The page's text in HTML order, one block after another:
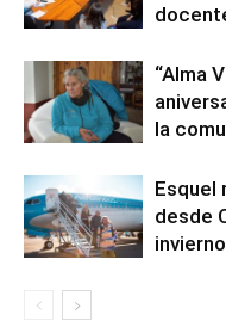
“Alma
la
Esquel
desde
invierno